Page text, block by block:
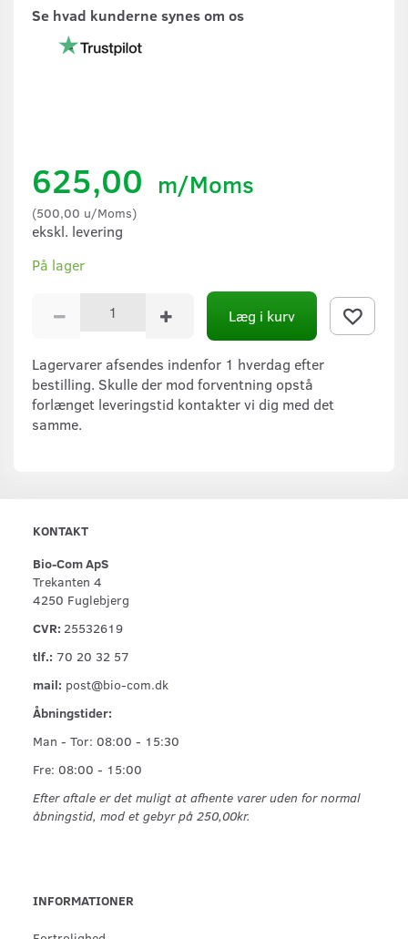
Se hvad kunderne synes om os
625,00 m/Moms
(500,00 u/Moms)
ekskl. levering
På lager
Læg i kurv
Lagervarer afsendes indenfor 1 hverdag efter
bestilling. Skulle der mod forventning opstå
forlænget leveringstid kontakter vi dig med det
samme.
KONTAKT
Bio-Com ApS
Trekanten 4
4250 Fuglebjerg
CVR: 25532619
tlf.: 70 20 32 57
mail: post@bio-com.dk
Åbningstider:
Man - Tor: 08:00 - 15:30
Fre: 08:00 - 15:00
Efter aftale er det muligt at afhente varer uden for normal
åbningstid, mod et gebyr på 250,00kr.
INFORMATIONER